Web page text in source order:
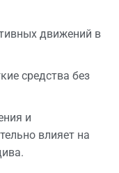
движений в
средства без
и
влияет на